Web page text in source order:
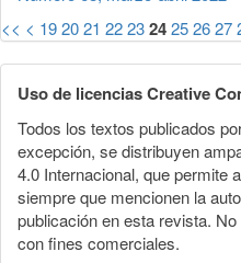
<< < 192021 222324252627
Uso de licencias Creative
Todos los textos publicados
excepción, se distribuyen
4.0 Internacional, que permite
siempre que mencionen la
publicación en esta revista.
con fines comerciales.